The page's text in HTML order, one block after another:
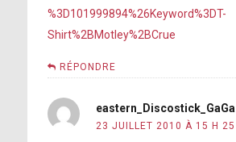
%3D101999894%26Keyword%3DT-
Shirt%2BMotley%2BCrue
RÉPONDRE
eastern_Discostick_GaGa
23 JUILLET 2010 À 15 H 25